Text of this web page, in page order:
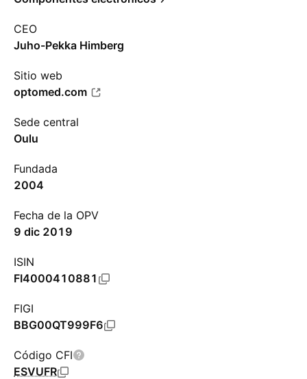
CEO
Juho-Pekka Himberg
Sitio web
optomed.com
Sede central
Oulu
Fundada
2004
Fecha de la OPV
9 dic 2019
ISIN
FI4000410881
FIGI
BBG00QT999F6
Código CFI
ESVUFR